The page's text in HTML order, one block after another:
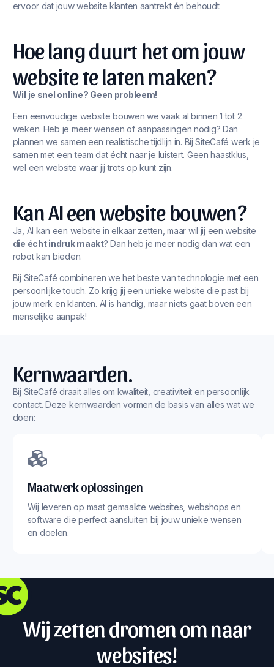
ervoor dat jouw website klanten aantrekt én behoudt.
Hoe lang duurt het om jouw
website te laten maken?
Wil je snel online? Geen probleem!
Een eenvoudige website bouwen we vaak al binnen 1 tot 2
weken. Heb je meer wensen of aanpassingen nodig? Dan
plannen we samen een realistische tijdlijn in. Bij SiteCafé werk je
samen met een team dat écht naar je luistert. Geen haastklus,
wel een website waar jij trots op kunt zijn.
Kan AI een website bouwen?
Ja, AI kan een website in elkaar zetten, maar wil jij een website
die écht indruk maakt? Dan heb je meer nodig dan wat een
robot kan bieden.
Bij SiteCafé combineren we het beste van technologie met een
persoonlijke touch. Zo krijg jij een unieke website die past bij
jouw merk en klanten. AI is handig, maar niets gaat boven een
menselijke aanpak!
Kernwaarden.
Bij SiteCafé draait alles om kwaliteit, creativiteit en persoonlijk
contact. Deze kernwaarden vormen de basis van alles wat we
doen:
Maatwerk oplossingen
Wij leveren op maat gemaakte websites, webshops en
software die perfect aansluiten bij jouw unieke wensen
en doelen.
Wij zetten dromen om naar
websites!